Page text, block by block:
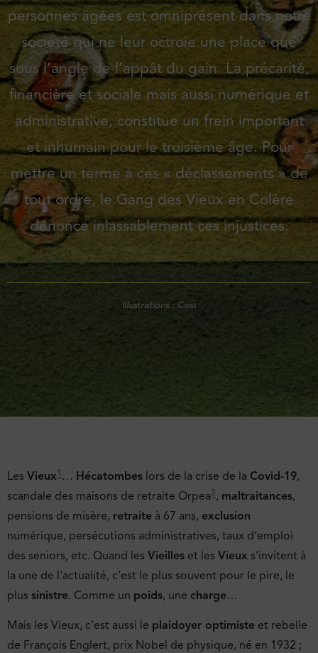
personnes âgées est omniprésent dans notre
société qui ne leur octroie une place que
sous l’angle de l’appât du gain. La précarité,
financière et sociale mais aussi numérique et
administrative, constitue un frein important
et inhumain pour le troisième âge. Pour
mettre un terme à ces « déclassements » de
tout ordre, le Gang des Vieux en Colère
dénonce inlassablement ces injustices.
Illustrations : Cost
Les Vieux 1 … Hécatombes lors de la crise de la Covid-19,
scandale des maisons de retraite Orpea2, maltraitances,
pensions de misère, retraite à 67 ans, exclusion
numérique, persécutions administratives, taux d’emploi
des seniors, etc. Quand les Vieilles et les Vieux s’invitent à
la une de l’actualité, c’est le plus souvent pour le pire, le
plus sinistre. Comme un poids, une charge…
Mais les Vieux, c’est aussi le plaidoyer optimiste et rebelle
de François Englert, prix Nobel de physique, né en 1932 ;